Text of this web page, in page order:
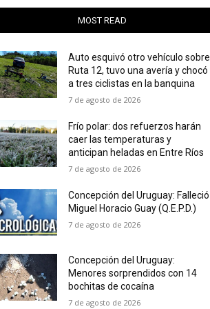
MOST READ
Auto esquivó otro vehículo sobre
Ruta 12, tuvo una avería y chocó
a tres ciclistas en la banquina
7 de agosto de 2026
Frío polar: dos refuerzos harán
caer las temperaturas y
anticipan heladas en Entre Ríos
7 de agosto de 2026
Concepción del Uruguay: Falleció
Miguel Horacio Guay (Q.E.P.D.)
7 de agosto de 2026
Concepción del Uruguay:
Menores sorprendidos con 14
bochitas de cocaína
7 de agosto de 2026